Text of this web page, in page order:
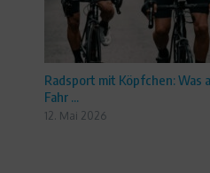
Radsport mit Köpfchen:
Fahr ...
12. Mai 2026